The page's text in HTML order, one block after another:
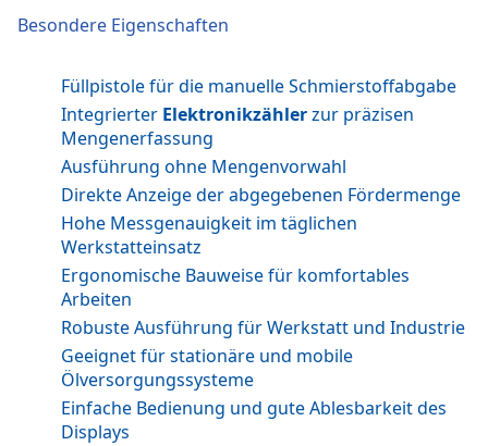
Besondere Eigenschaften
Füllpistole für die manuelle Schmierstoffabgabe
Integrierter Elektronikzählerzur präzisen
Mengenerfassung
Ausführung ohne Mengenvorwahl
Direkte Anzeige der abgegebenen Fördermenge
Hohe Messgenauigkeit im täglichen
Werkstatteinsatz
Ergonomische Bauweise für komfortables
Arbeiten
Robuste Ausführung für Werkstatt und Industrie
Geeignet für stationäre und mobile
Ölversorgungssysteme
Einfache Bedienung und gute Ablesbarkeit des
Displays